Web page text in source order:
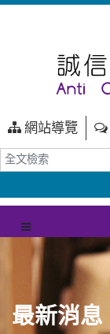
網站導覽
選單
最新消息